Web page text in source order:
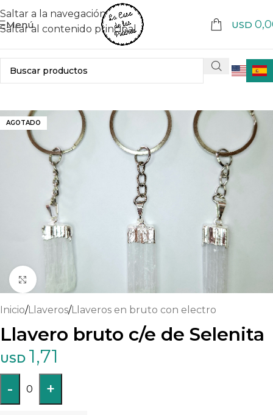
Saltar a la navegación
Saltar al contenido principal
Menú USD
AGOTADO
Haga clic para ampliar
Inicio/Llaveros/Llaveros en bruto con electro
Llavero bruto c/e de Selenita
USD 1,71
- 0 +